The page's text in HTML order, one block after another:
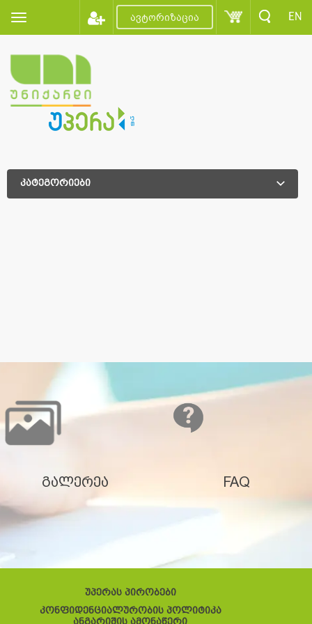
ავტორიზაცია EN
კატეგორიები
გალერეა FAQ
უპერას პირობები
კონფიდენციალურობის პოლიტიკა
ანგარიშის ამონაწერი